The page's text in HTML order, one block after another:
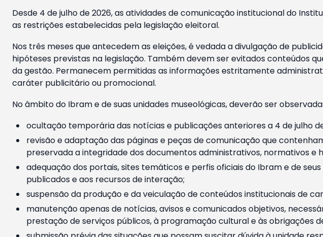
Desde 4 de julho de 2026, as atividades de comunicação institucional do
as restrições estabelecidas pela legislação eleitoral.
Nos três meses que antecedem as eleições, é vedada a divulgação de
hipóteses previstas na legislação. Também devem ser evitados conteúdos
da gestão. Permanecem permitidas as informações estritamente
caráter publicitário ou promocional.
No âmbito do Ibram e de suas unidades museológicas, deverão ser
ocultação temporária das notícias e publicações anteriores a 4 de julho
revisão e adaptação das páginas e peças de comunicação que
preservada a integridade dos documentos administrativos, normativos e
adequação dos portais, sites temáticos e perfis oficiais do Ibram e de
publicados e aos recursos de interação;
suspensão da produção e da veiculação de conteúdos institucionais de
manutenção apenas de notícias, avisos e comunicados objetivos,
prestação de serviços públicos, à programação cultural e às obrigações